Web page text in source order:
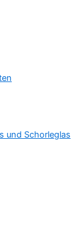
und Schorleglas